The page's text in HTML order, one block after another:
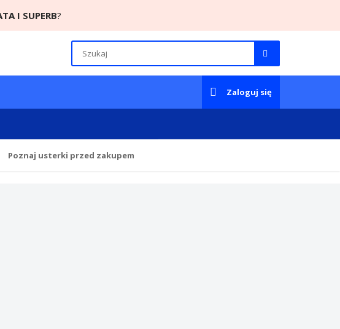
I SUPERB?
Zaloguj się
Poznaj usterki przed zakupem